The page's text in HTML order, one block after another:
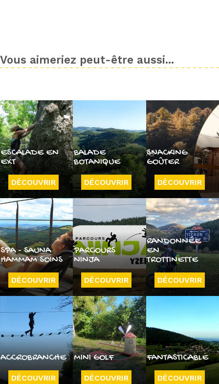
Vous aimeriez peut-être aussi...
ESCALADE EN
EXT
DÉCOUVRIR
BALADE
BOTANIQUE
DÉCOUVRIR
SNACKING
GOÛTER
DÉCOUVRIR
SPA - SAUNA
HAMMAM SOINS
DÉCOUVRIR
PARCOURS
NINJA
DÉCOUVRIR
RANDONNÉE
EN
TROTTINETTE
DÉCOUVRIR
ACCROBRANCHE
DÉCOUVRIR
MINI GOLF
DÉCOUVRIR
FANTASTICABLE
DÉCOUVRIR